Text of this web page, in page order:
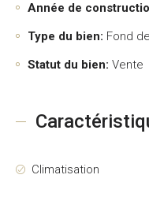
Année de
Type du bien: Fond
Statut du bien: Vente
Climatisation